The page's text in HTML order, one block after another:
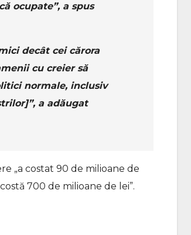
ocupate”, a spus
decât cei cărora
cu creier să
normale, inclusiv
a adăugat
„a costat 90 de milioane de
700 de milioane de lei”.